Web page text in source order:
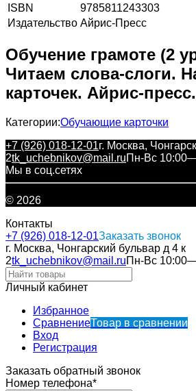
ISBN
9785811243303
Издательство Айрис-Пресс
Обучение грамоте (2
Читаем слова-слоги.
карточек. Айрис-
Категории:Обучающие карточки
+7 (926) 018-12-01г. Москва,
2tk_uchebnikov@mail.ruПн-Вс
Мы в соц.сетях
© 2026
Контакты
+7 (926) 018-12-01Заказать звонок
г. Москва, Чонгарский бульвар д 4 к
2tk_uchebnikov@mail.ruПн-Вс
Личный кабинет
Избранное
СравнениеТовар в сравнении
Вход
Регистрация
Заказать обратный звонок
Номер телефона*